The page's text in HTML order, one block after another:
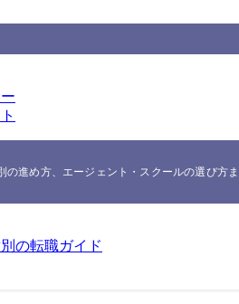
の進め方、エージェント・スクールの選び方